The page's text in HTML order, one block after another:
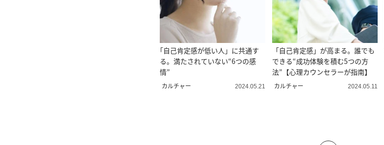
｢自己肯定感が低い人」に共通す
る。満たされていない“6つの感
情”
カルチャー 2024.05.21
「自己肯定感」が高まる。誰でも
できる“成功体験を積む5つの方
法”【心理カウンセラーが指南】
カルチャー 2024.05.11